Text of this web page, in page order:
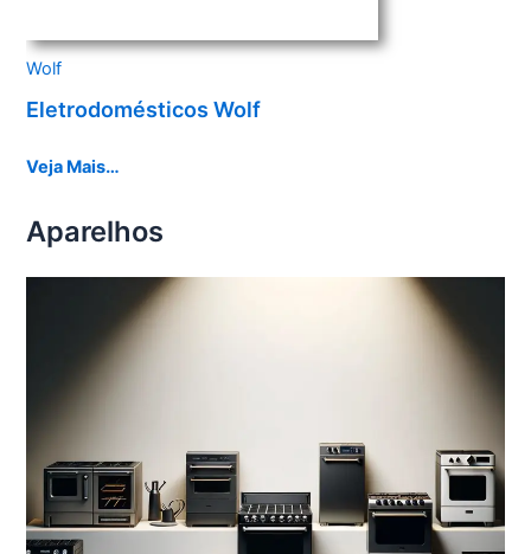
Wolf
Eletrodomésticos Wolf
Veja Mais…
Aparelhos